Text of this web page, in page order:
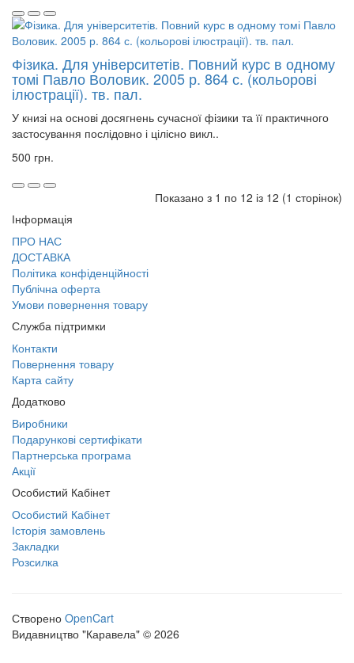
Фізика. Для університетів. Повний курс в одному
томі Павло Воловик. 2005 р. 864 с. (кольорові
ілюстрації). тв. пал.
У книзі на основі досягнень сучасної фізики та її практичного
застосування послідовно і цілісно викл..
500 грн.
Показано з 1 по 12 із 12 (1 сторінок)
Інформація
ПРО НАС
ДОСТАВКА
Політика конфіденційності
Публічна оферта
Умови повернення товару
Служба підтримки
Контакти
Повернення товару
Карта сайту
Додатково
Виробники
Подарункові сертифікати
Партнерська програма
Акції
Особистий Кабінет
Особистий Кабінет
Історія замовлень
Закладки
Розсилка
Створено OpenCart
Видавництво "Каравела" © 2026